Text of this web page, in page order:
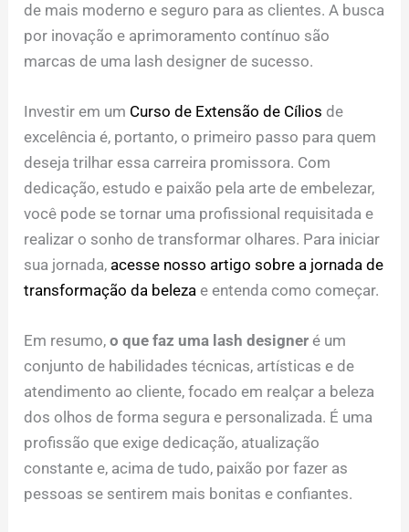
de mais moderno e seguro para as clientes. A busca
por inovação e aprimoramento contínuo são
marcas de uma lash designer de sucesso.
Investir em um Curso de Extensão de Cílios de
excelência é, portanto, o primeiro passo para quem
deseja trilhar essa carreira promissora. Com
dedicação, estudo e paixão pela arte de embelezar,
você pode se tornar uma profissional requisitada e
realizar o sonho de transformar olhares. Para iniciar
sua jornada, acesse nosso artigo sobre a jornada de
transformação da beleza e entenda como começar.
Em resumo,o que faz uma lash designer é um
conjunto de habilidades técnicas, artísticas e de
atendimento ao cliente, focado em realçar a beleza
dos olhos de forma segura e personalizada. É uma
profissão que exige dedicação, atualização
constante e, acima de tudo, paixão por fazer as
pessoas se sentirem mais bonitas e confiantes.